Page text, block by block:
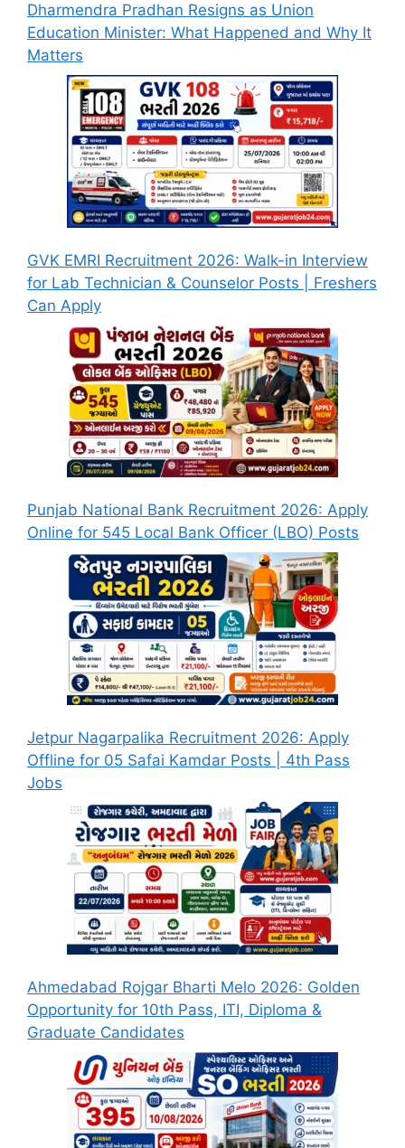
Dharmendra Pradhan Resigns as Union
Education Minister: What Happened and Why It
Matters
GVK EMRI Recruitment 2026: Walk-in Interview
for Lab Technician & Counselor Posts | Freshers
Can Apply
Punjab National Bank Recruitment 2026: Apply
Online for 545 Local Bank Officer (LBO) Posts
Jetpur Nagarpalika Recruitment 2026: Apply
Offline for 05 Safai Kamdar Posts | 4th Pass
Jobs
Ahmedabad Rojgar Bharti Melo 2026: Golden
Opportunity for 10th Pass, ITI, Diploma &
Graduate Candidates